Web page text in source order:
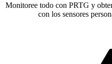
Monitoree todo con PRTG y
con los sensores